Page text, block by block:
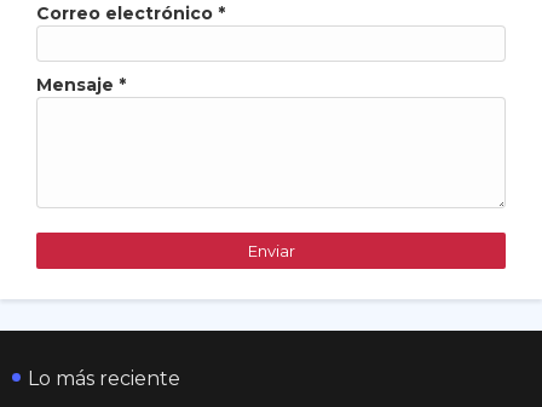
Correo electrónico *
Mensaje *
Lo más reciente